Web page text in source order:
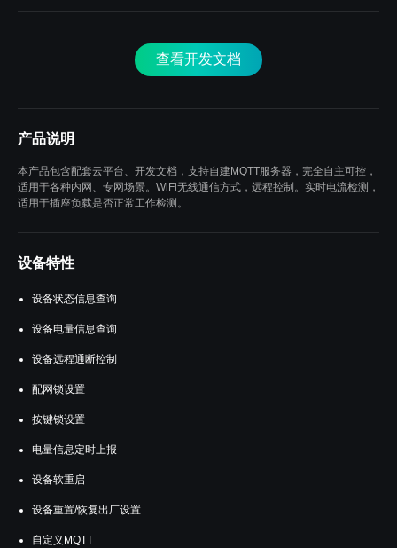
查看开发文档
产品说明
本产品包含配套云平台、开发文档，支持自建MQTT服务器，完全自主可控，
适用于各种内网、专网场景。WiFi无线通信方式，远程控制。实时电流检测，
适用于插座负载是否正常工作检测。
设备特性
设备状态信息查询
设备电量信息查询
设备远程通断控制
配网锁设置
按键锁设置
电量信息定时上报
设备软重启
设备重置/恢复出厂设置
自定义MQTT